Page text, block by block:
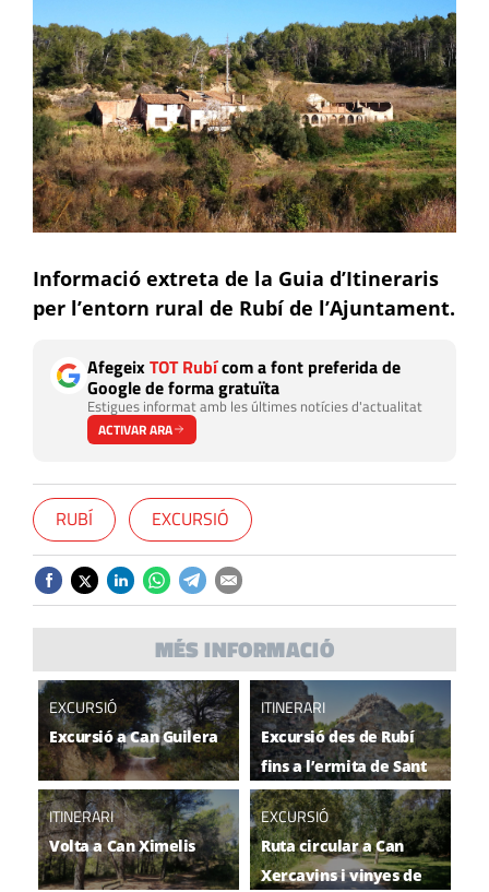
Informació extreta de la Guia d’Itineraris
per l’entorn rural de Rubí de l’Ajuntament.
AfegeixTOT Rubícom a font preferida de
Google de forma gratuïta
Estigues informat amb les últimes notícies d'actualitat
ACTIVAR ARA
RUBÍ EXCURSIÓ
MÉS INFORMACIÓ
EXCURSIÓ
Excursió a Can Guilera
ITINERARI
Excursió des de Rubí
fins a l’ermita de Sant
Genís
ITINERARI
Volta a Can Ximelis
EXCURSIÓ
Ruta circular a Can
Xercavins i vinyes de